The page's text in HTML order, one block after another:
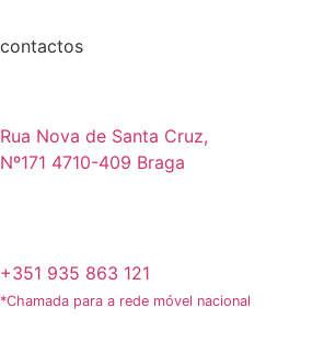
contactos
Rua Nova de Santa Cruz,
Nº171 4710-409 Braga
+351 935 863 121
*Chamada para a rede móvel nacional